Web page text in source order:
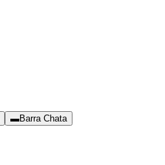
▬Barra Chata